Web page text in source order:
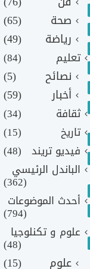
صحة
(65)
رياضة
(49)
تعليم (84)
نصائح
(5)
أخبار
(59)
ثقافة
(34)
تاريخ
(15)
فيديو تريند (48)
الباندل الرئيسي
(362)
أحدث الموضوعات
(794)
علوم و تكنلوجيا
(48)
علوم (15)